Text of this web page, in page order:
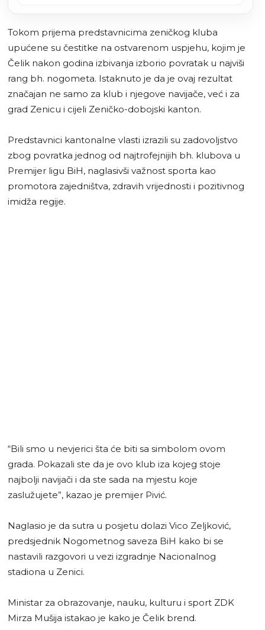
Tokom prijema predstavnicima zeničkog kluba
upućene su čestitke na ostvarenom uspjehu, kojim je
Čelik nakon godina izbivanja izborio povratak u najviši
rang bh. nogometa. Istaknuto je da je ovaj rezultat
značajan ne samo za klub i njegove navijače, već i za
grad Zenicu i cijeli Zeničko-dobojski kanton.
Predstavnici kantonalne vlasti izrazili su zadovoljstvo
zbog povratka jednog od najtrofejnijih bh. klubova u
Premijer ligu BiH, naglasivši važnost sporta kao
promotora zajedništva, zdravih vrijednosti i pozitivnog
imidža regije.
“Bili smo u nevjerici šta će biti sa simbolom ovom
grada. Pokazali ste da je ovo klub iza kojeg stoje
najbolji navijači i da ste sada na mjestu koje
zaslužujete”, kazao je premijer Pivić.
Naglasio je da sutra u posjetu dolazi Vico Zeljković,
predsjednik Nogometnog saveza BiH kako bi se
nastavili razgovori u vezi izgradnje Nacionalnog
stadiona u Zenici.
Ministar za obrazovanje, nauku, kulturu i sport ZDK
Mirza Mušija istakao je kako je Čelik brend.